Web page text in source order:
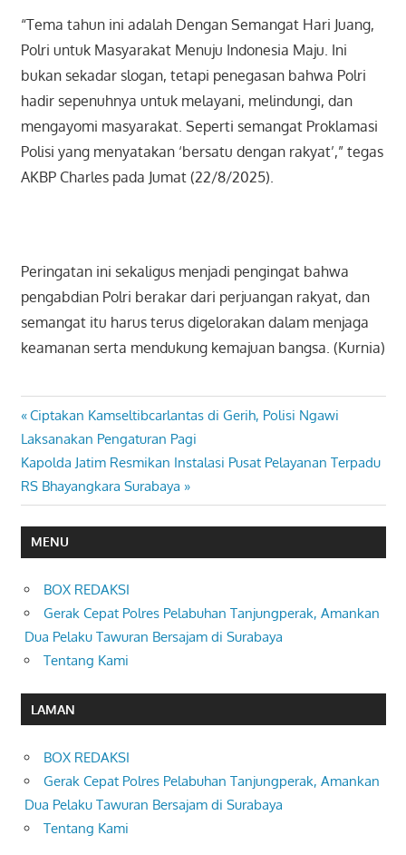
“Tema tahun ini adalah Dengan Semangat Hari Juang,
Polri untuk Masyarakat Menuju Indonesia Maju. Ini
bukan sekadar slogan, tetapi penegasan bahwa Polri
hadir sepenuhnya untuk melayani, melindungi, dan
mengayomi masyarakat. Seperti semangat Proklamasi
Polisi yang menyatakan ‘bersatu dengan rakyat’,” tegas
AKBP Charles pada Jumat (22/8/2025).
Peringatan ini sekaligus menjadi pengingat bahwa
pengabdian Polri berakar dari perjuangan rakyat, dan
semangat itu harus terus digelorakan dalam menjaga
keamanan serta mendukung kemajuan bangsa. (Kurnia)
Navigasi
pos
Previous
Post:
Ciptakan Kamseltibcarlantas di Gerih, Polisi Ngawi
Laksanakan Pengaturan Pagi
Next
Post:
Kapolda Jatim Resmikan Instalasi Pusat Pelayanan Terpadu
RS Bhayangkara Surabaya
MENU
BOX REDAKSI
Gerak Cepat Polres Pelabuhan Tanjungperak, Amankan
Dua Pelaku Tawuran Bersajam di Surabaya
Tentang Kami
LAMAN
BOX REDAKSI
Gerak Cepat Polres Pelabuhan Tanjungperak, Amankan
Dua Pelaku Tawuran Bersajam di Surabaya
Tentang Kami